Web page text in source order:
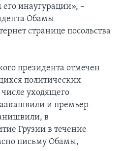
инаугурации», –
Обамы
странице посольства
президента отмечен
политических
уходящего
и премьер-
в
Грузии в течение
письму Обамы,